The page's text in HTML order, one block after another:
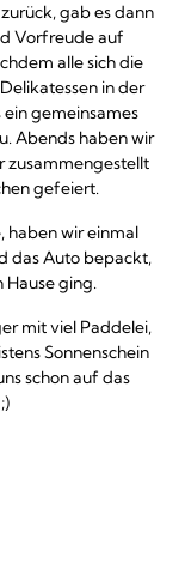
gab es dann
Vorfreude auf
alle sich die
in der
gemeinsames
Abends haben wir
zusammengestellt
gefeiert.
haben wir einmal
das Auto bepackt,
Hause ging.
mit viel Paddelei,
Sonnenschein
schon auf das